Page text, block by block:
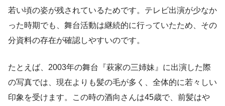
若い頃の姿が残されているためです。テレビ出演が少なか
った時期でも、舞台活動は継続的に行っていたため、その
分資料の存在が確認しやすいのです。
たとえば、2003年の舞台『萩家の三姉妹』に出演した際
の写真では、現在よりも髪の毛が多く、全体的に若々しい
印象を受けます。この時の酒向さんは45歳で、前髪はや